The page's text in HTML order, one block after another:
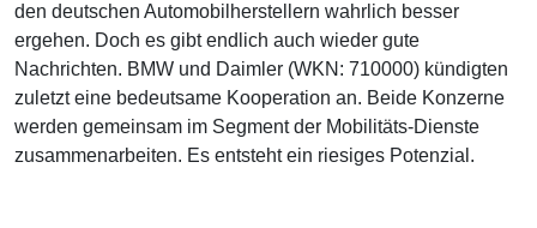
den deutschen Automobilherstellern wahrlich besser
ergehen. Doch es gibt endlich auch wieder gute
Nachrichten. BMW und Daimler (WKN: 710000) kündigten
zuletzt eine bedeutsame Kooperation an. Beide Konzerne
werden gemeinsam im Segment der Mobilitäts-Dienste
zusammenarbeiten. Es entsteht ein riesiges Potenzial.